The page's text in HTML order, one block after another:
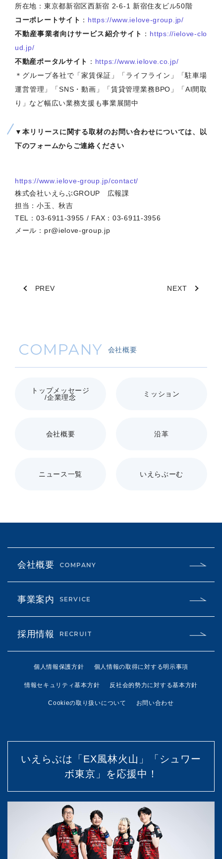
所在地：東京都新宿区西新宿 2-6-1 新宿住友ビル50階
コーポレートサイト ： https://www.ielove-group.jp/
不動産事業者向けサービス紹介サイト ： https://ielove-clo
ud.jp/
不動産ポータルサイト ： https://www.ielove.co.jp/
＊グループ各社で「家賃保証」「ライフライン」「駐車場
運営管理」「SNS・動画」「賃貸管理業務BPO」「AI間取
り」など幅広い業務支援も事業展開中
▼本リリースに関する取材のお問い合わせについては、以
下のフォームからご連絡ください
https://www.ielove-group.jp/contact/
株式会社いえらぶGROUP 広報課
担当：小玉、秋吉
TEL：03-6911-3955 / FAX：03-6911-3956
メール：pr@ielove-group.jp
PREV NEXT
COMPANY 会社概要
トップメッセージ
/企業理念
ミッション
会社概要 沿革
ニュース一覧 いえらぶーむ
会社概要 COMPANY
事業案内 SERVICE
採用情報 RECRUIT
個人情報保護方針 個人情報の取得に対する明示事項
情報セキュリティ基本方針 反社会的勢力に対する基本方針
Cookieの取り扱いについて お問い合わせ
いえらぶは「EX風林火山」「シュワー
ボ東京」を応援中！